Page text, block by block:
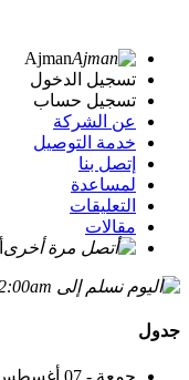
Ajman
تسجيل الدخول
تسجيل حساب
عن الشركة
خدمة التوصيل
إتصل بنا
لمساعدة
التعليقات
مقالات
جدول
جمعة - 07 أغسطس